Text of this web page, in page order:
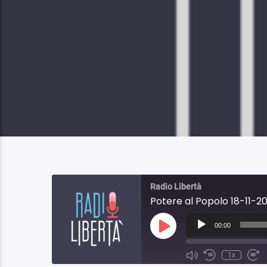
Radio Libertà
Potere al Popolo 18-11-
Play
Episode
Audio
Player
00:00
1x